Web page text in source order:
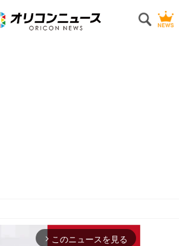
arrow_forward_ios このニュースを見る